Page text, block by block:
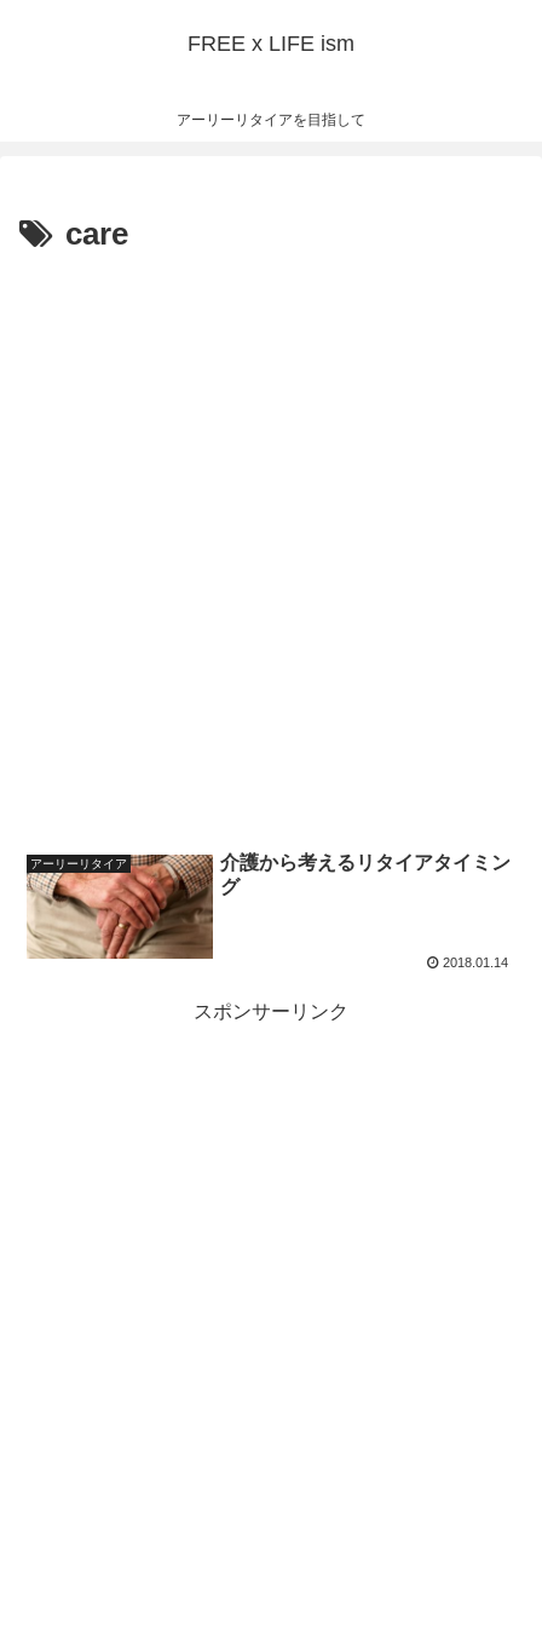
FREE x LIFE ism
アーリーリタイアを目指して
care
アーリーリタイア
介護から考えるリタイアタイミン
グ
2018.01.14
スポンサーリンク